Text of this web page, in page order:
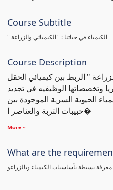
Course Subtitle
" الكيمياء في حياتنا : " الكيميائي والزراعة
Course Description
" الربط بين كيميائي الحقل
وتخصصاتها الوظيفيه في تجديد
الحيوية السرية الموجودة بين
حبيبات التربة والعناصر ا�
More
What are the
معرفة بسيطة بأساسيات الكيمياء وبالزراعو